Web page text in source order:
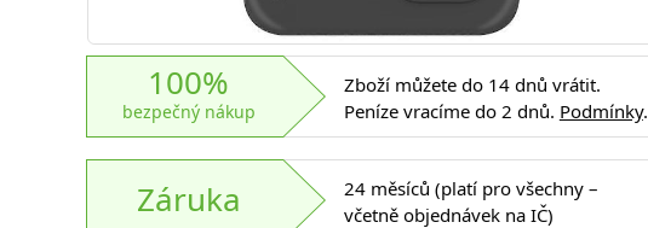
100%
bezpečný nákup
Zboží můžete do 14 dnů vrátit.
Peníze vracíme do 2 dnů. Podmínky.
Záruka
24 měsíců (platí pro všechny –
včetně objednávek na IČ)